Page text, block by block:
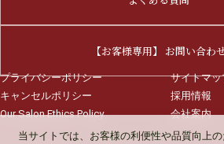
【お客様専用】 お問い合わ
プライバシーポリシー
キャンセルポリシー
Our Salon Ethics Policy
サイトマッ
採用情報
会社案内
当サイトでは、お客様の利便性や品質向上の